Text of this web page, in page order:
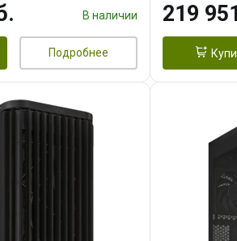
В наличии
Подробнее
HD/ 512
219